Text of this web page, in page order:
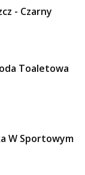
- Czarny
Toaletowa
W Sportowym